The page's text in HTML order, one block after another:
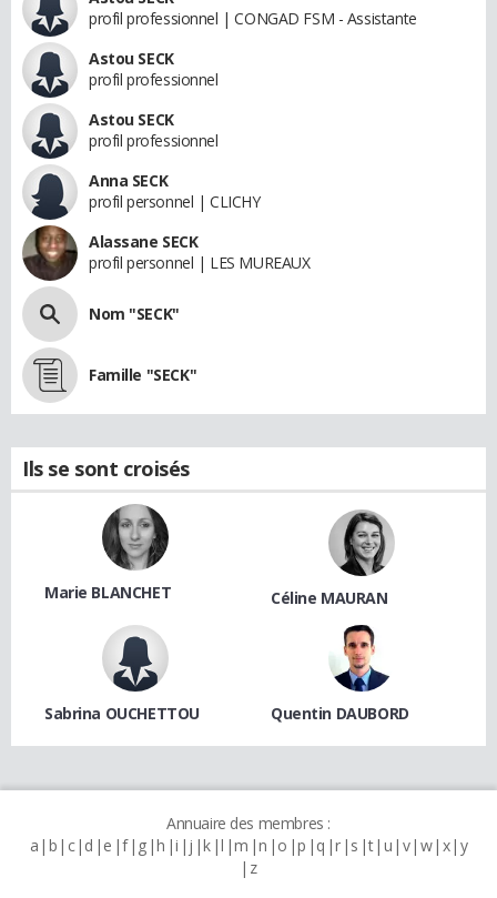
profil professionnel | CONGAD FSM - Assistante
Astou SECK
profil professionnel
Astou SECK
profil professionnel
Anna SECK
profil personnel | CLICHY
Alassane SECK
profil personnel | LES MUREAUX
Nom "SECK"
Famille "SECK"
Ils se sont croisés
Marie BLANCHET Céline MAURAN
Sabrina OUCHETTOU Quentin DAUBORD
Annuaire des membres :
a b c d e f g h i j k l m n o p q r s t u v w x y
z